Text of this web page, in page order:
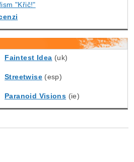
"Křič!"
Faintest Idea (uk)
Streetwise(esp)
Paranoid Visions (ie)